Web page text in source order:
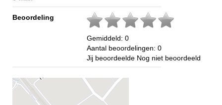
Beoordeling
Gemiddeld: 0
Aantal beoordelingen: 0
Jij beoordeelde Nog niet beoordeeld